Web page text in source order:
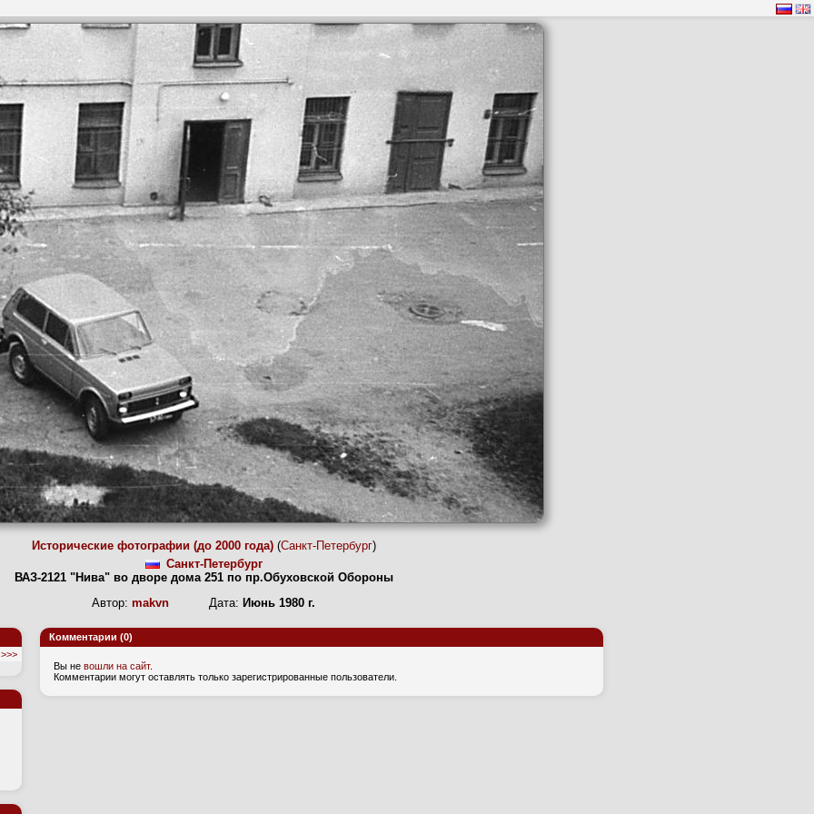
Исторические фотографии (до 2000 года)(Санкт-Петербург)
Санкт-Петербург
ВАЗ-2121 "Нива" во дворе дома 251 по пр.Обуховской Обороны
Автор: makvn Дата: Июнь 1980 г.
>>>
Комментарии (0)
Вы не вошли на сайт.
Комментарии могут оставлять только зарегистрированные пользователи.